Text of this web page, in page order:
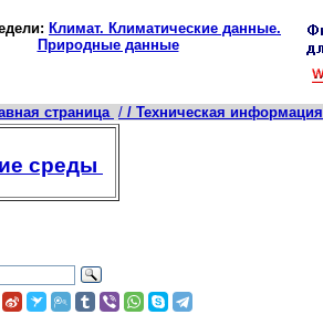
Климат. Климатические данные.
Природные данные
страница / / Техническая информация
среды